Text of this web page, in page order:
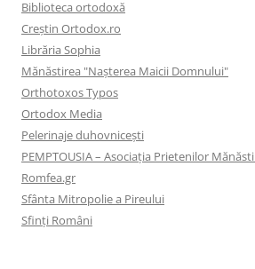
Biblioteca ortodoxă
Creştin Ortodox.ro
Librăria Sophia
Mănăstirea "Naşterea Maicii Domnului"
Orthotoxos Typos
Ortodox Media
Pelerinaje duhovnicești
PEMPTOUSIA – Asociația Prietenilor
Romfea.gr
Sfânta Mitropolie a Pireului
Sfinţi Români